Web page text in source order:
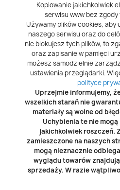
Kopiowanie jakichkolwiek
serwisu www bez
Używamy plików cookies, aby
naszego serwisu oraz do
nie blokujesz tych plików, to
oraz zapisanie w pamięci
możesz samodzielnie
ustawienia przeglądarki.
polityce
Uprzejmie informujemy,
wszelkich starań nie
materiały są wolne od
Uchybienia te nie
jakichkolwiek roszczeń.
zamieszczone na naszych
mogą nieznacznie
wyglądu towarów
sprzedaży. W razie